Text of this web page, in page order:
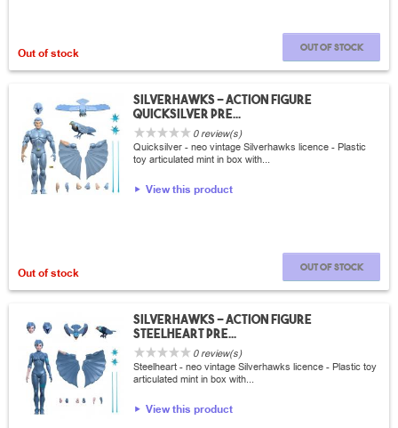
Out of stock Out of stock
Silverhawks - Action figure
Quicksilver PRE...
0 review(s)
Quicksilver - neo vintage Silverhawks licence - Plastic
toy articulated mint in box with...
View this product
Out of stock Out of stock
Silverhawks - Action figure
Steelheart PRE...
0 review(s)
Steelheart - neo vintage Silverhawks licence - Plastic toy
articulated mint in box with...
View this product